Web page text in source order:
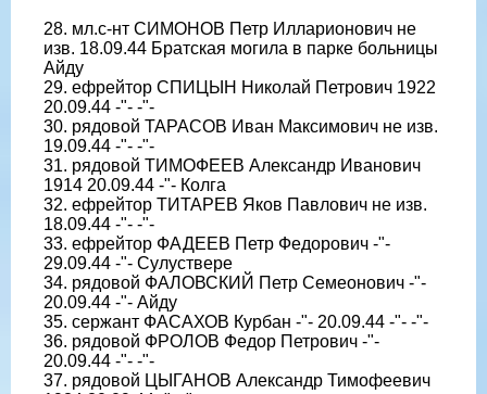
28. мл.с-нт СИМОНОВ Петр Илларионович не
изв. 18.09.44 Братская могила в парке больницы
Айду
29. ефрейтор СПИЦЫН Николай Петрович 1922
20.09.44 -"- -"-
30. рядовой ТАРАСОВ Иван Максимович не изв.
19.09.44 -"- -"-
31. рядовой ТИМОФЕЕВ Александр Иванович
1914 20.09.44 -"- Колга
32. ефрейтор ТИТАРЕВ Яков Павлович не изв.
18.09.44 -"- -"-
33. ефрейтор ФАДЕЕВ Петр Федорович -"-
29.09.44 -"- Сулуствере
34. рядовой ФАЛОВСКИЙ Петр Семеонович -"-
20.09.44 -"- Айду
35. сержант ФАСАХОВ Курбан -"- 20.09.44 -"- -"-
36. рядовой ФРОЛОВ Федор Петрович -"-
20.09.44 -"- -"-
37. рядовой ЦЫГАНОВ Александр Тимофеевич